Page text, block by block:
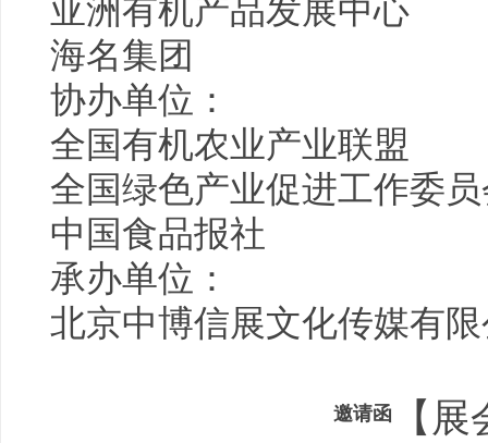
亚洲有机产品发展中心
海名集团
协办单位：
全国有机农业产业联盟
全国绿色产业促进工作委
中国食品报社
承办单位：
北京中博信展文化传媒有
邀请函 【